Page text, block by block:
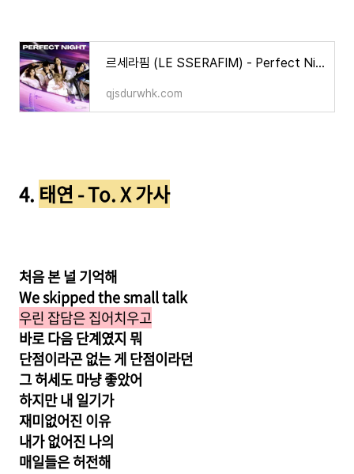
르세라핌 (LE SSERAFIM) - Perfect Night (퍼펙트 나이트) 한글 가사/해석/곡 정보/번역좌
qjsdurwhk.com
4. 태연 - To. X 가사
처음 본 널 기억해
We skipped the small talk
우린 잡담은 집어치우고
바로 다음 단계였지 뭐
단점이라곤 없는 게 단점이라던
그 허세도 마냥 좋았어
하지만 내 일기가
재미없어진 이유
내가 없어진 나의
매일들은 허전해